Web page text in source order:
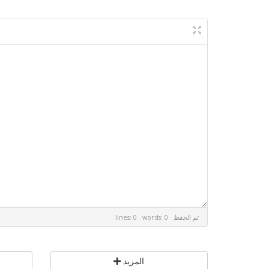
lines: 0 words: 0 تم الحفظ
المزيد